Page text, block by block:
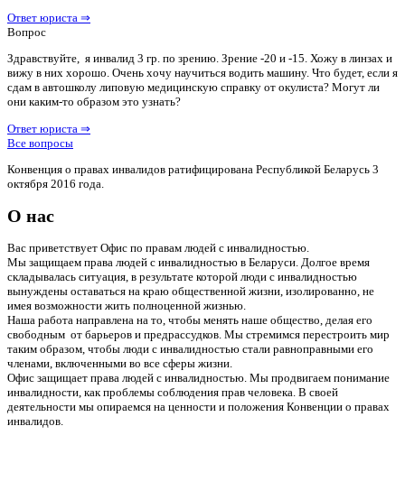
Ответ юриста ⇒
Вопрос
Здравствуйте, я инвалид 3 гр. по зрению. Зрение -20 и -15. Хожу в линзах и
вижу в них хорошо. Очень хочу научиться водить машину. Что будет, если я
сдам в автошколу липовую медицинскую справку от окулиста? Могут ли
они каким-то образом это узнать?
Ответ юриста ⇒
Все вопросы
Конвенция о правах инвалидов ратифицирована Республикой Беларусь 3
октября 2016 года.
О нас
Вас приветствует Офис по правам людей с инвалидностью.
Мы защищаем права людей с инвалидностью в Беларуси. Долгое время
складывалась ситуация, в результате которой люди с инвалидностью
вынуждены оставаться на краю общественной жизни, изолированно, не
имея возможности жить полноценной жизнью.
Наша работа направлена на то, чтобы менять наше общество, делая его
свободным от барьеров и предрассудков. Мы стремимся перестроить мир
таким образом, чтобы люди с инвалидностью стали равноправными его
членами, включенными во все сферы жизни.
Офис защищает права людей с инвалидностью. Мы продвигаем понимание
инвалидности, как проблемы соблюдения прав человека. В своей
деятельности мы опираемся на ценности и положения Конвенции о правах
инвалидов.